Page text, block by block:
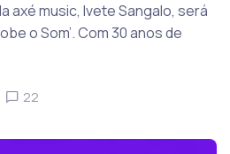
axé music, Ivete Sangalo, será
o Som’. Com 30 anos de
22